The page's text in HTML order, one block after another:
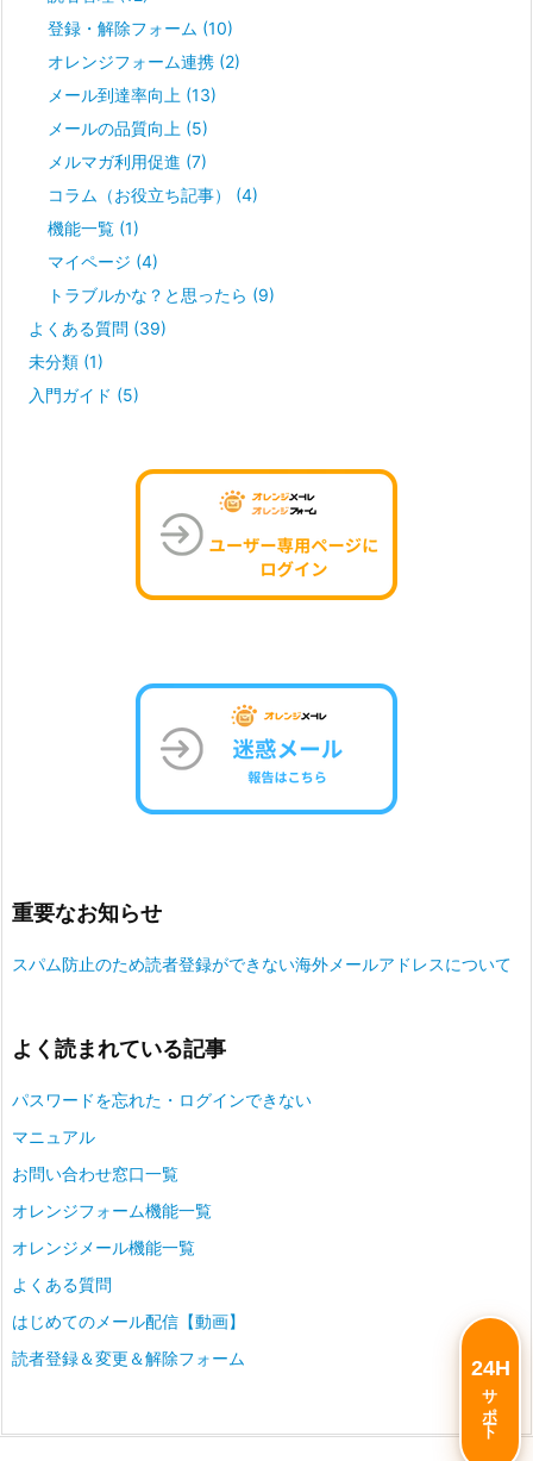
登録・解除フォーム (10)
オレンジフォーム連携 (2)
メール到達率向上 (13)
メールの品質向上 (5)
メルマガ利用促進 (7)
コラム（お役立ち記事） (4)
機能一覧 (1)
マイページ (4)
トラブルかな？と思ったら (9)
よくある質問 (39)
未分類 (1)
入門ガイド (5)
重要なお知らせ
スパム防止のため読者登録ができない海外メールアドレスについて
よく読まれている記事
パスワードを忘れた・ログインできない
マニュアル
お問い合わせ窓口一覧
オレンジフォーム機能一覧
オレンジメール機能一覧
よくある質問
はじめてのメール配信【動画】
読者登録＆変更＆解除フォーム
24H
サポート